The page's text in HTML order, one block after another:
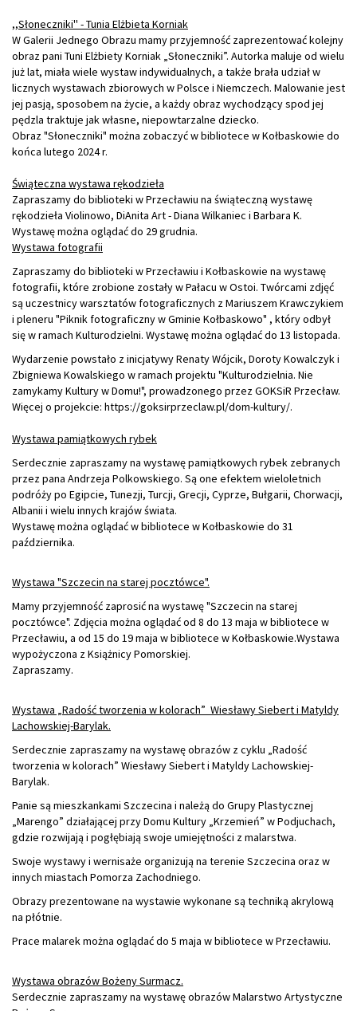
,,Słoneczniki'' - Tunia Elżbieta Korniak
W Galerii Jednego Obrazu mamy przyjemność zaprezentować kolejny
obraz pani Tuni Elżbiety Korniak „Słoneczniki”. Autorka maluje od wielu
już lat, miała wiele wystaw indywidualnych, a także brała udział w
licznych wystawach zbiorowych w Polsce i Niemczech. Malowanie jest
jej pasją, sposobem na życie, a każdy obraz wychodzący spod jej
pędzla traktuje jak własne, niepowtarzalne dziecko.
Obraz "Słoneczniki" można zobaczyć w bibliotece w Kołbaskowie do
końca lutego 2024 r.
Świąteczna wystawa rękodzieła
Zapraszamy do biblioteki w Przecławiu na świąteczną wystawę
rękodzieła Violinowo, DiAnita Art - Diana Wilkaniec i Barbara K.
Wystawę można oglądać do 29 grudnia.
Wystawa fotografii
Zapraszamy do biblioteki w Przecławiu i Kołbaskowie na wystawę
fotografii, które zrobione zostały w Pałacu w Ostoi. Twórcami zdjęć
są uczestnicy warsztatów fotograficznych z Mariuszem Krawczykiem
i pleneru "Piknik fotograficzny w Gminie Kołbaskowo" , który odbył
się w ramach Kulturodzielni. Wystawę można oglądać do 13 listopada.
Wydarzenie powstało z inicjatywy Renaty Wójcik, Doroty Kowalczyk i
Zbigniewa Kowalskiego w ramach projektu "Kulturodzielnia. Nie
zamykamy Kultury w Domu!", prowadzonego przez GOKSiR Przecław.
Więcej o projekcie: https://goksirprzeclaw.pl/dom-kultury/.
Wystawa pamiątkowych rybek
Serdecznie zapraszamy na wystawę pamiątkowych rybek zebranych
przez pana Andrzeja Polkowskiego. Są one efektem wieloletnich
podróży po Egipcie, Tunezji, Turcji, Grecji, Cyprze, Bułgarii, Chorwacji,
Albanii i wielu innych krajów świata.
Wystawę można oglądać w bibliotece w Kołbaskowie do 31
października.
Wystawa "Szczecin na starej pocztówce".
Mamy przyjemność zaprosić na wystawę "Szczecin na starej
pocztówce". Zdjęcia można oglądać od 8 do 13 maja w bibliotece w
Przecławiu, a od 15 do 19 maja w bibliotece w Kołbaskowie.Wystawa
wypożyczona z Książnicy Pomorskiej.
Zapraszamy.
Wystawa „Radość tworzenia w kolorach” Wiesławy Siebert i Matyldy
Lachowskiej-Barylak.
Serdecznie zapraszamy na wystawę obrazów z cyklu „Radość
tworzenia w kolorach” Wiesławy Siebert i Matyldy Lachowskiej-
Barylak.
Panie są mieszkankami Szczecina i należą do Grupy Plastycznej
„Marengo” działającej przy Domu Kultury „Krzemień” w Podjuchach,
gdzie rozwijają i pogłębiają swoje umiejętności z malarstwa.
Swoje wystawy i wernisaże organizują na terenie Szczecina oraz w
innych miastach Pomorza Zachodniego.
Obrazy prezentowane na wystawie wykonane są techniką akrylową
na płótnie.
Prace malarek można oglądać do 5 maja w bibliotece w Przecławiu.
Wystawa obrazów Bożeny Surmacz.
Serdecznie zapraszamy na wystawę obrazówMalarstwo Artystyczne